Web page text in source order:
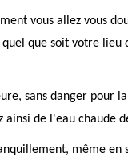
vous allez vous
que soit votre
sans danger pour
ainsi de l'eau chaude
même